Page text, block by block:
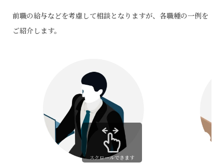
前職の給与などを考慮して相談となりますが、各職種の一例を
ご紹介します。
スクロールできます